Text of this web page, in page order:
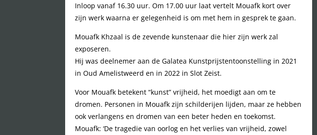
Inloop vanaf 16.30 uur. Om 17.00 uur laat vertelt Mouafk kort over
zijn werk waarna er gelegenheid is om met hem in gesprek te gaan.
Mouafk Khzaal is de zevende kunstenaar die hier zijn werk zal
exposeren.
Hij was deelnemer aan de Galatea Kunstprijstentoonstelling in 2021
in Oud Amelistweerd en in 2022 in Slot Zeist.
Voor Mouafk betekent “kunst” vrijheid, het moedigt aan om te
dromen. Personen in Mouafk zijn schilderijen lijden, maar ze hebben
ook verlangens en dromen van een beter heden en toekomst.
Mouafk: ‘De tragedie van oorlog en het verlies van vrijheid, zowel